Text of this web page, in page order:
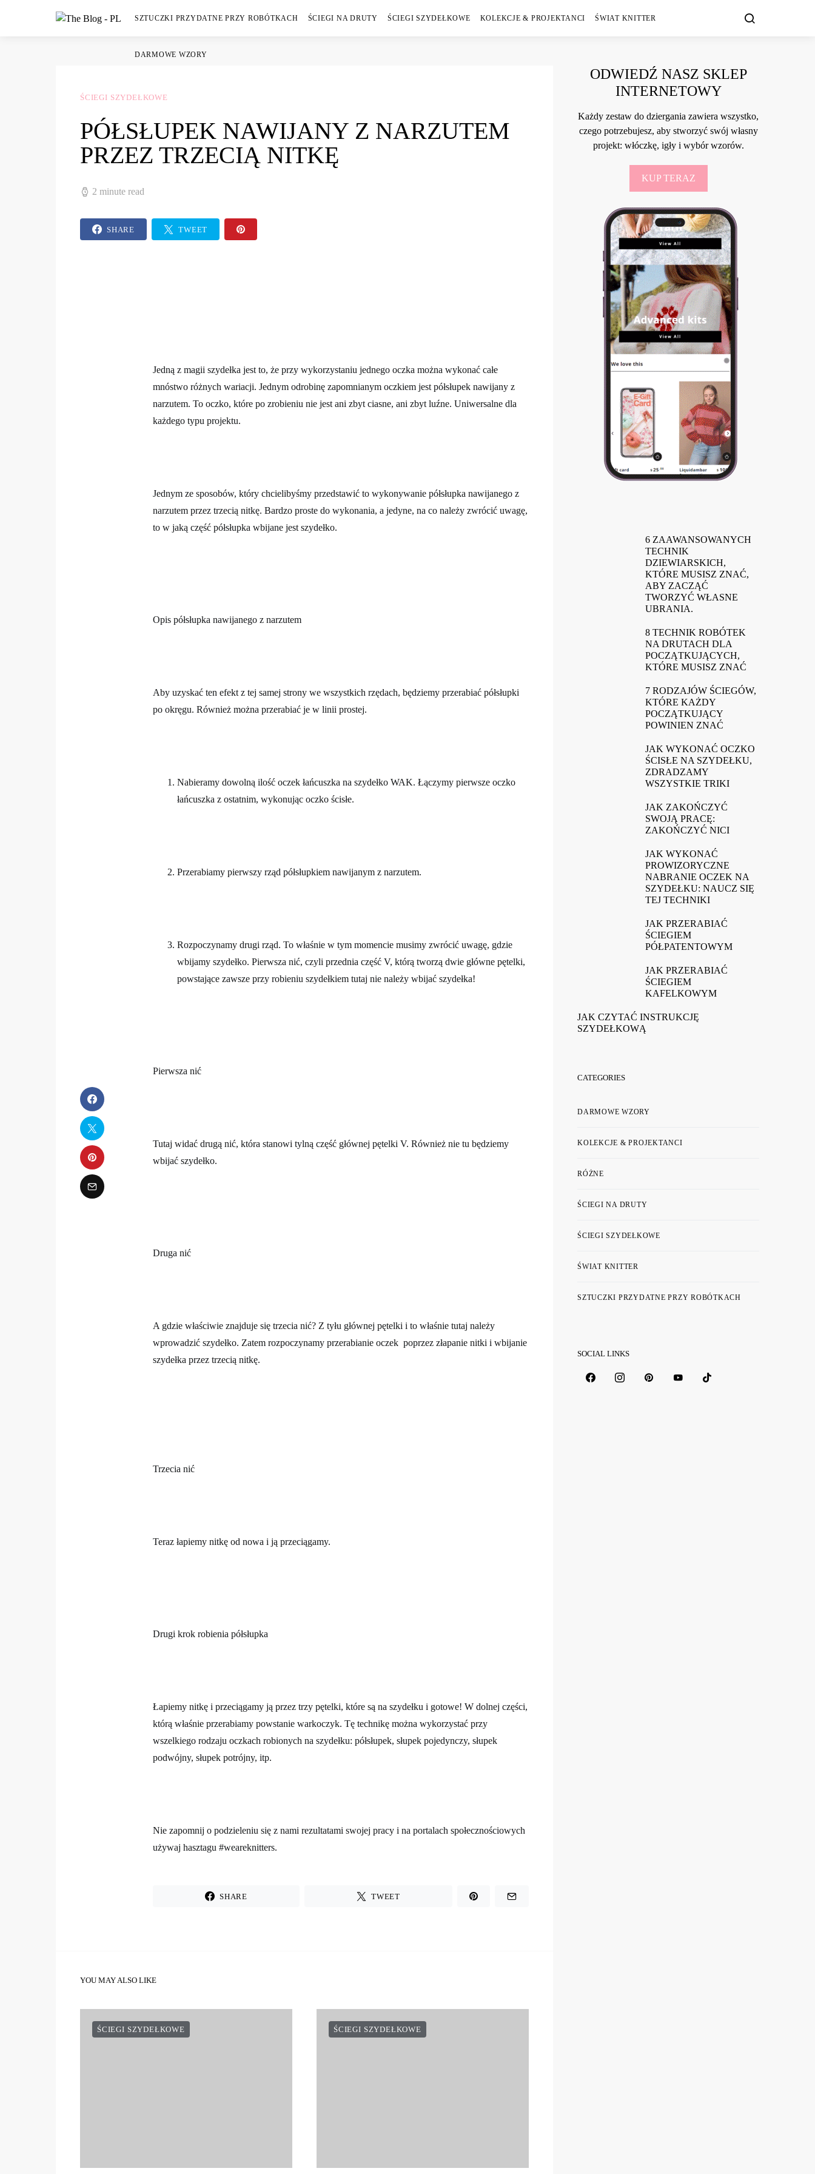
SZTUCZKI PRZYDATNE PRZY ROBÓTKACH ŚCIEGI NA DRUTY ŚCIEGI SZYDEŁKOWE KOLEKCJE & PROJEKTANCI ŚWIAT KNITTER
DARMOWE WZORY
ŚCIEGI SZYDEŁKOWE
PÓŁSŁUPEK NAWIJANY Z NARZUTEM
PRZEZ TRZECIĄ NITKĘ
2 minute read
SHARE TWEET
Jedną z magii szydełka jest to, że przy wykorzystaniu jednego oczka można wykonać całe
mnóstwo różnych wariacji. Jednym odrobinę zapomnianym oczkiem jest półsłupek nawijany z
narzutem. To oczko, które po zrobieniu nie jest ani zbyt ciasne, ani zbyt luźne. Uniwersalne dla
każdego typu projektu.
Jednym ze sposobów, który chcielibyśmy przedstawić to wykonywanie półsłupka nawijanego z
narzutem przez trzecią nitkę. Bardzo proste do wykonania, a jedyne, na co należy zwrócić uwagę,
to w jaką część półsłupka wbijane jest szydełko.
Opis półsłupka nawijanego z narzutem
Aby uzyskać ten efekt z tej samej strony we wszystkich rzędach, będziemy przerabiać półsłupki
po okręgu. Również można przerabiać je w linii prostej.
Nabieramy dowolną ilość oczek łańcuszka na szydełko WAK. Łączymy pierwsze oczko
łańcuszka z ostatnim, wykonując oczko ścisłe.
Przerabiamy pierwszy rząd półsłupkiem nawijanym z narzutem.
Rozpoczynamy drugi rząd. To właśnie w tym momencie musimy zwrócić uwagę, gdzie
wbijamy szydełko. Pierwsza nić, czyli przednia część V, którą tworzą dwie główne pętelki,
powstające zawsze przy robieniu szydełkiem tutaj nie należy wbijać szydełka!
Pierwsza nić
Tutaj widać drugą nić, która stanowi tylną część głównej pętelki V. Również nie tu będziemy
wbijać szydełko.
Druga nić
A gdzie właściwie znajduje się trzecia nić? Z tyłu głównej pętelki i to właśnie tutaj należy
wprowadzić szydełko. Zatem rozpoczynamy przerabianie oczek poprzez złapanie nitki i wbijanie
szydełka przez trzecią nitkę.
Trzecia nić
Teraz łapiemy nitkę od nowa i ją przeciągamy.
Drugi krok robienia półsłupka
Łapiemy nitkę i przeciągamy ją przez trzy pętelki, które są na szydełku i gotowe! W dolnej części,
którą właśnie przerabiamy powstanie warkoczyk. Tę technikę można wykorzystać przy
wszelkiego rodzaju oczkach robionych na szydełku: półsłupek, słupek pojedynczy, słupek
podwójny, słupek potrójny, itp.
Nie zapomnij o podzieleniu się z nami rezultatami swojej pracy i na portalach społecznościowych
używaj hasztagu #weareknitters.
SHARE TWEET
YOU MAY ALSO LIKE
ŚCIEGI SZYDEŁKOWE ŚCIEGI SZYDEŁKOWE
ODWIEDŹ NASZ SKLEP
INTERNETOWY
Każdy zestaw do dziergania zawiera wszystko,
czego potrzebujesz, aby stworzyć swój własny
projekt: włóczkę, igły i wybór wzorów.
KUP TERAZ
6 ZAAWANSOWANYCH
TECHNIK
DZIEWIARSKICH,
KTÓRE MUSISZ ZNAĆ,
ABY ZACZĄĆ
TWORZYĆ WŁASNE
UBRANIA.
8 TECHNIK ROBÓTEK
NA DRUTACH DLA
POCZĄTKUJĄCYCH,
KTÓRE MUSISZ ZNAĆ
7 RODZAJÓW ŚCIEGÓW,
KTÓRE KAŻDY
POCZĄTKUJĄCY
POWINIEN ZNAĆ
JAK WYKONAĆ OCZKO
ŚCISŁE NA SZYDEŁKU,
ZDRADZAMY
WSZYSTKIE TRIKI
JAK ZAKOŃCZYĆ
SWOJĄ PRACĘ:
ZAKOŃCZYĆ NICI
JAK WYKONAĆ
PROWIZORYCZNE
NABRANIE OCZEK NA
SZYDEŁKU: NAUCZ SIĘ
TEJ TECHNIKI
JAK PRZERABIAĆ
ŚCIEGIEM
PÓŁPATENTOWYM
JAK PRZERABIAĆ
ŚCIEGIEM
KAFELKOWYM
JAK CZYTAĆ INSTRUKCJĘ
SZYDEŁKOWĄ
CATEGORIES
DARMOWE WZORY
KOLEKCJE & PROJEKTANCI
RÓŻNE
ŚCIEGI NA DRUTY
ŚCIEGI SZYDEŁKOWE
ŚWIAT KNITTER
SZTUCZKI PRZYDATNE PRZY ROBÓTKACH
SOCIAL LINKS